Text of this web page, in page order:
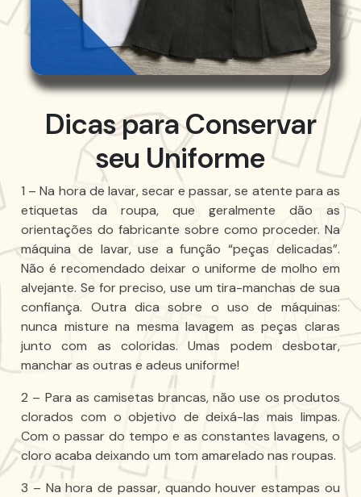
Dicas para Conservar
seu Uniforme
1 – Na hora de lavar, secar e passar, se atente para as
etiquetas da roupa, que geralmente dão as
orientações do fabricante sobre como proceder. Na
máquina de lavar, use a função “peças delicadas”.
Não é recomendado deixar o uniforme de molho em
alvejante. Se for preciso, use um tira-manchas de sua
confiança. Outra dica sobre o uso de máquinas:
nunca misture na mesma lavagem as peças claras
junto com as coloridas. Umas podem desbotar,
manchar as outras e adeus uniforme!
2 – Para as camisetas brancas, não use os produtos
clorados com o objetivo de deixá-las mais limpas.
Com o passar do tempo e as constantes lavagens, o
cloro acaba deixando um tom amarelado nas roupas.
3 – Na hora de passar, quando houver estampas ou